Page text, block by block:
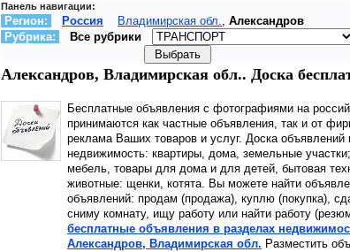
Панель навигации:
Регион: Россия Владимирская обл., Александров
Рубрика:
Все рубрики
Александров, Владимирская обл.. Доска
Бесплатные объявления с фотографиями на
принимаются как частные объявления, так и от
реклама Ваших товаров и услуг. Доска
недвижимость: квартиры, дома, земельные
мебель, товары для дома и для детей, бытовая
животные: щенки, котята. Вы можете найти
объявлений: продам (продажа), куплю (покупка),
сниму комнату, ищу работу или найти работу
бесплатные объявления в разделах
Александров, Владимирская обл. Разместить